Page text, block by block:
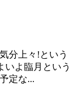
分上々!という
いよ臨月という
定な...